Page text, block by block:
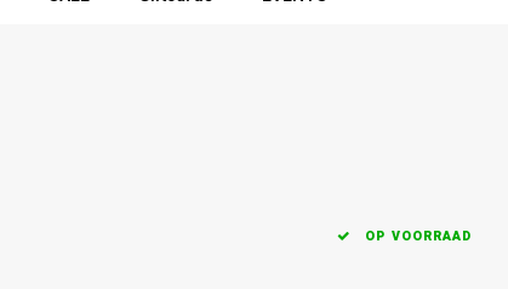
OP VOORRAAD